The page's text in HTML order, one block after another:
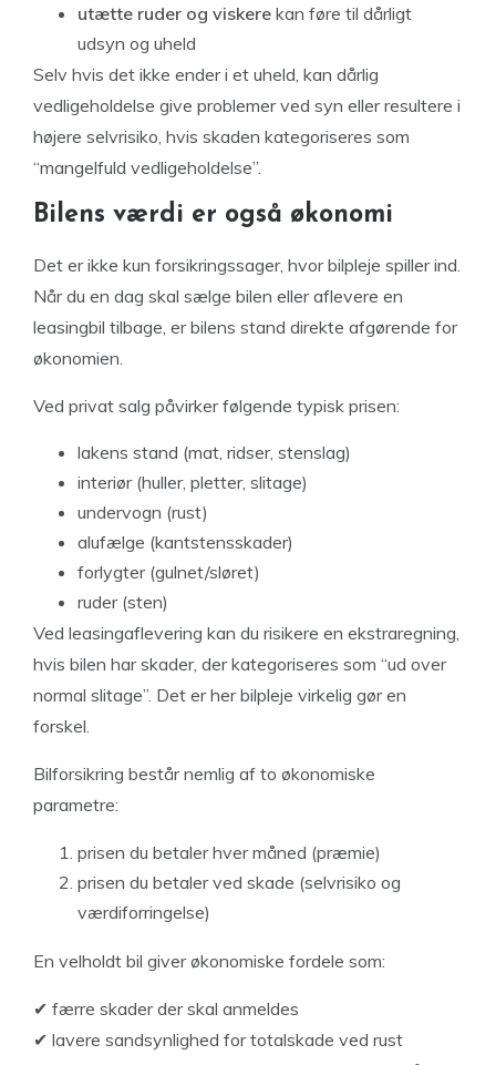
utætte ruder og viskere kan føre til dårligt
udsyn og uheld
Selv hvis det ikke ender i et uheld, kan dårlig
vedligeholdelse give problemer ved syn eller resultere i
højere selvrisiko, hvis skaden kategoriseres som
“mangelfuld vedligeholdelse”.
Bilens værdi er også økonomi
Det er ikke kun forsikringssager, hvor bilpleje spiller ind.
Når du en dag skal sælge bilen eller aflevere en
leasingbil tilbage, er bilens stand direkte afgørende for
økonomien.
Ved privat salg påvirker følgende typisk prisen:
lakens stand (mat, ridser, stenslag)
interiør (huller, pletter, slitage)
undervogn (rust)
alufælge (kantstensskader)
forlygter (gulnet/sløret)
ruder (sten)
Ved leasingaflevering kan du risikere en ekstraregning,
hvis bilen har skader, der kategoriseres som “ud over
normal slitage”. Det er her bilpleje virkelig gør en
forskel.
Bilforsikring består nemlig af to økonomiske
parametre:
prisen du betaler hver måned (præmie)
prisen du betaler ved skade (selvrisiko og
værdiforringelse)
En velholdt bil giver økonomiske fordele som:
✔ færre skader der skal anmeldes
✔ lavere sandsynlighed for totalskade ved rust